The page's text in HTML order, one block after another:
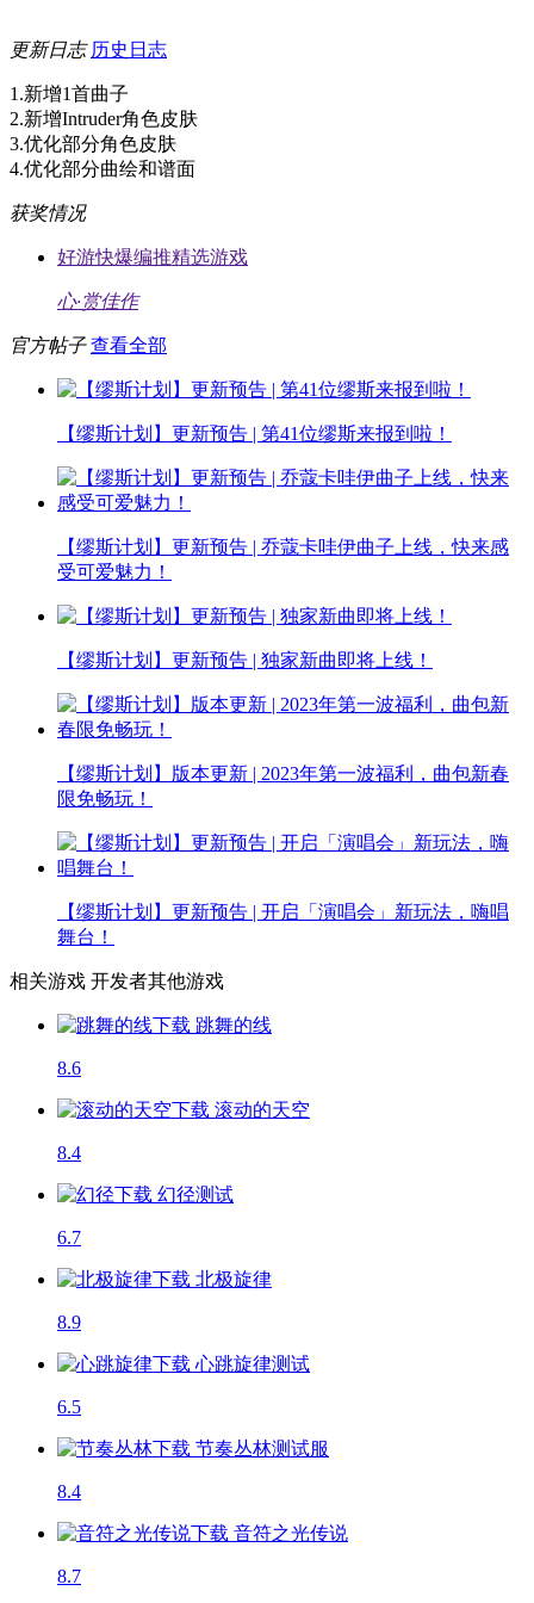
更新日志 历史日志
1.新增1首曲子
2.新增Intruder角色皮肤
3.优化部分角色皮肤
4.优化部分曲绘和谱面
获奖情况
好游快爆编推精选游戏
心·赏佳作
官方帖子 查看全部
【缪斯计划】更新预告 | 第41位缪斯来报到啦！
【缪斯计划】更新预告 | 乔蔻卡哇伊曲子上线，快来感
受可爱魅力！
【缪斯计划】更新预告 | 独家新曲即将上线！
【缪斯计划】版本更新 | 2023年第一波福利，曲包新春
限免畅玩！
【缪斯计划】更新预告 | 开启「演唱会」新玩法，嗨唱
舞台！
相关游戏 开发者其他游戏
跳舞的线
8.6
滚动的天空
8.4
幻径测试
6.7
北极旋律
8.9
心跳旋律测试
6.5
节奏丛林测试服
8.4
音符之光传说
8.7